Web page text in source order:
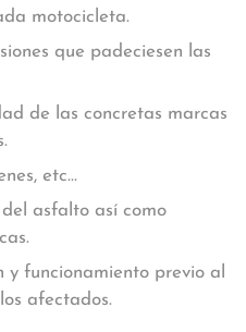
motocicleta.
que padeciesen las
de las concretas marcas
etc…
asfalto así como
y funcionamiento previo al
afectados.